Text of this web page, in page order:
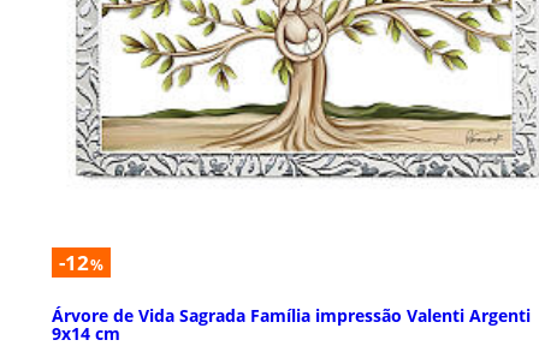
-12%
Árvore de Vida Sagrada Família impressão Valenti Argenti
9x14 cm